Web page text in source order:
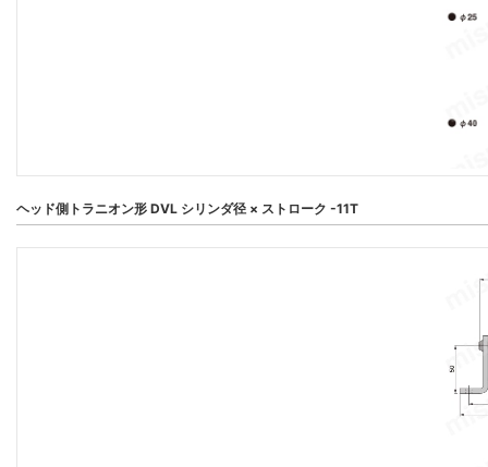
ヘッド側トラニオン形 DVL シリンダ径 × ストローク -11T